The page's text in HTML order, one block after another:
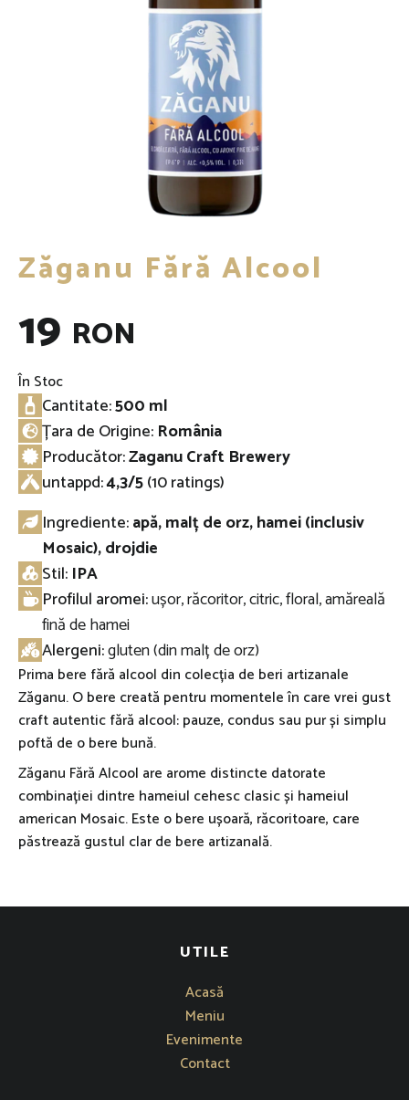
Zăganu Fără Alcool
19 RON
În Stoc
Cantitate:500 ml
Țara de Origine: România
Producător:Zaganu Craft Brewery
untappd:4,3/5(10 ratings)
Ingrediente:apă, malț de orz, hamei (inclusiv
Mosaic), drojdie
Stil: IPA
Profilul aromei:ușor, răcoritor, citric, floral, amăreală
fină de hamei
Alergeni:gluten (din malț de orz)
Prima bere fără alcool din colecția de beri artizanale
Zăganu. O bere creată pentru momentele în care vrei gust
craft autentic fără alcool: pauze, condus sau pur și simplu
poftă de o bere bună.
Zăganu Fără Alcool are arome distincte datorate
combinației dintre hameiul cehesc clasic și hameiul
american Mosaic. Este o bere ușoară, răcoritoare, care
păstrează gustul clar de bere artizanală.
UTILE
Acasă
Meniu
Evenimente
Contact